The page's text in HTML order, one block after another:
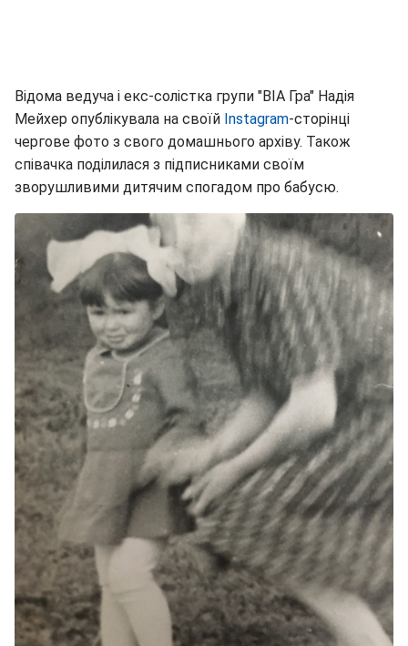
Відома ведуча і екс-солістка групи "ВІА Гра" Надія
Мейхер опублікувала на своїй Instagram-сторінці
чергове фото з свого домашнього архіву. Також
співачка поділилася з підписниками своїм
зворушливими дитячим спогадом про бабусю.